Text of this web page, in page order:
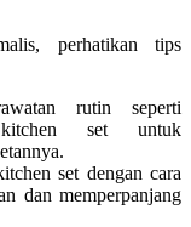
perhatikan tips
rutin seperti
set untuk
set dengan cara
dan memperpanjang